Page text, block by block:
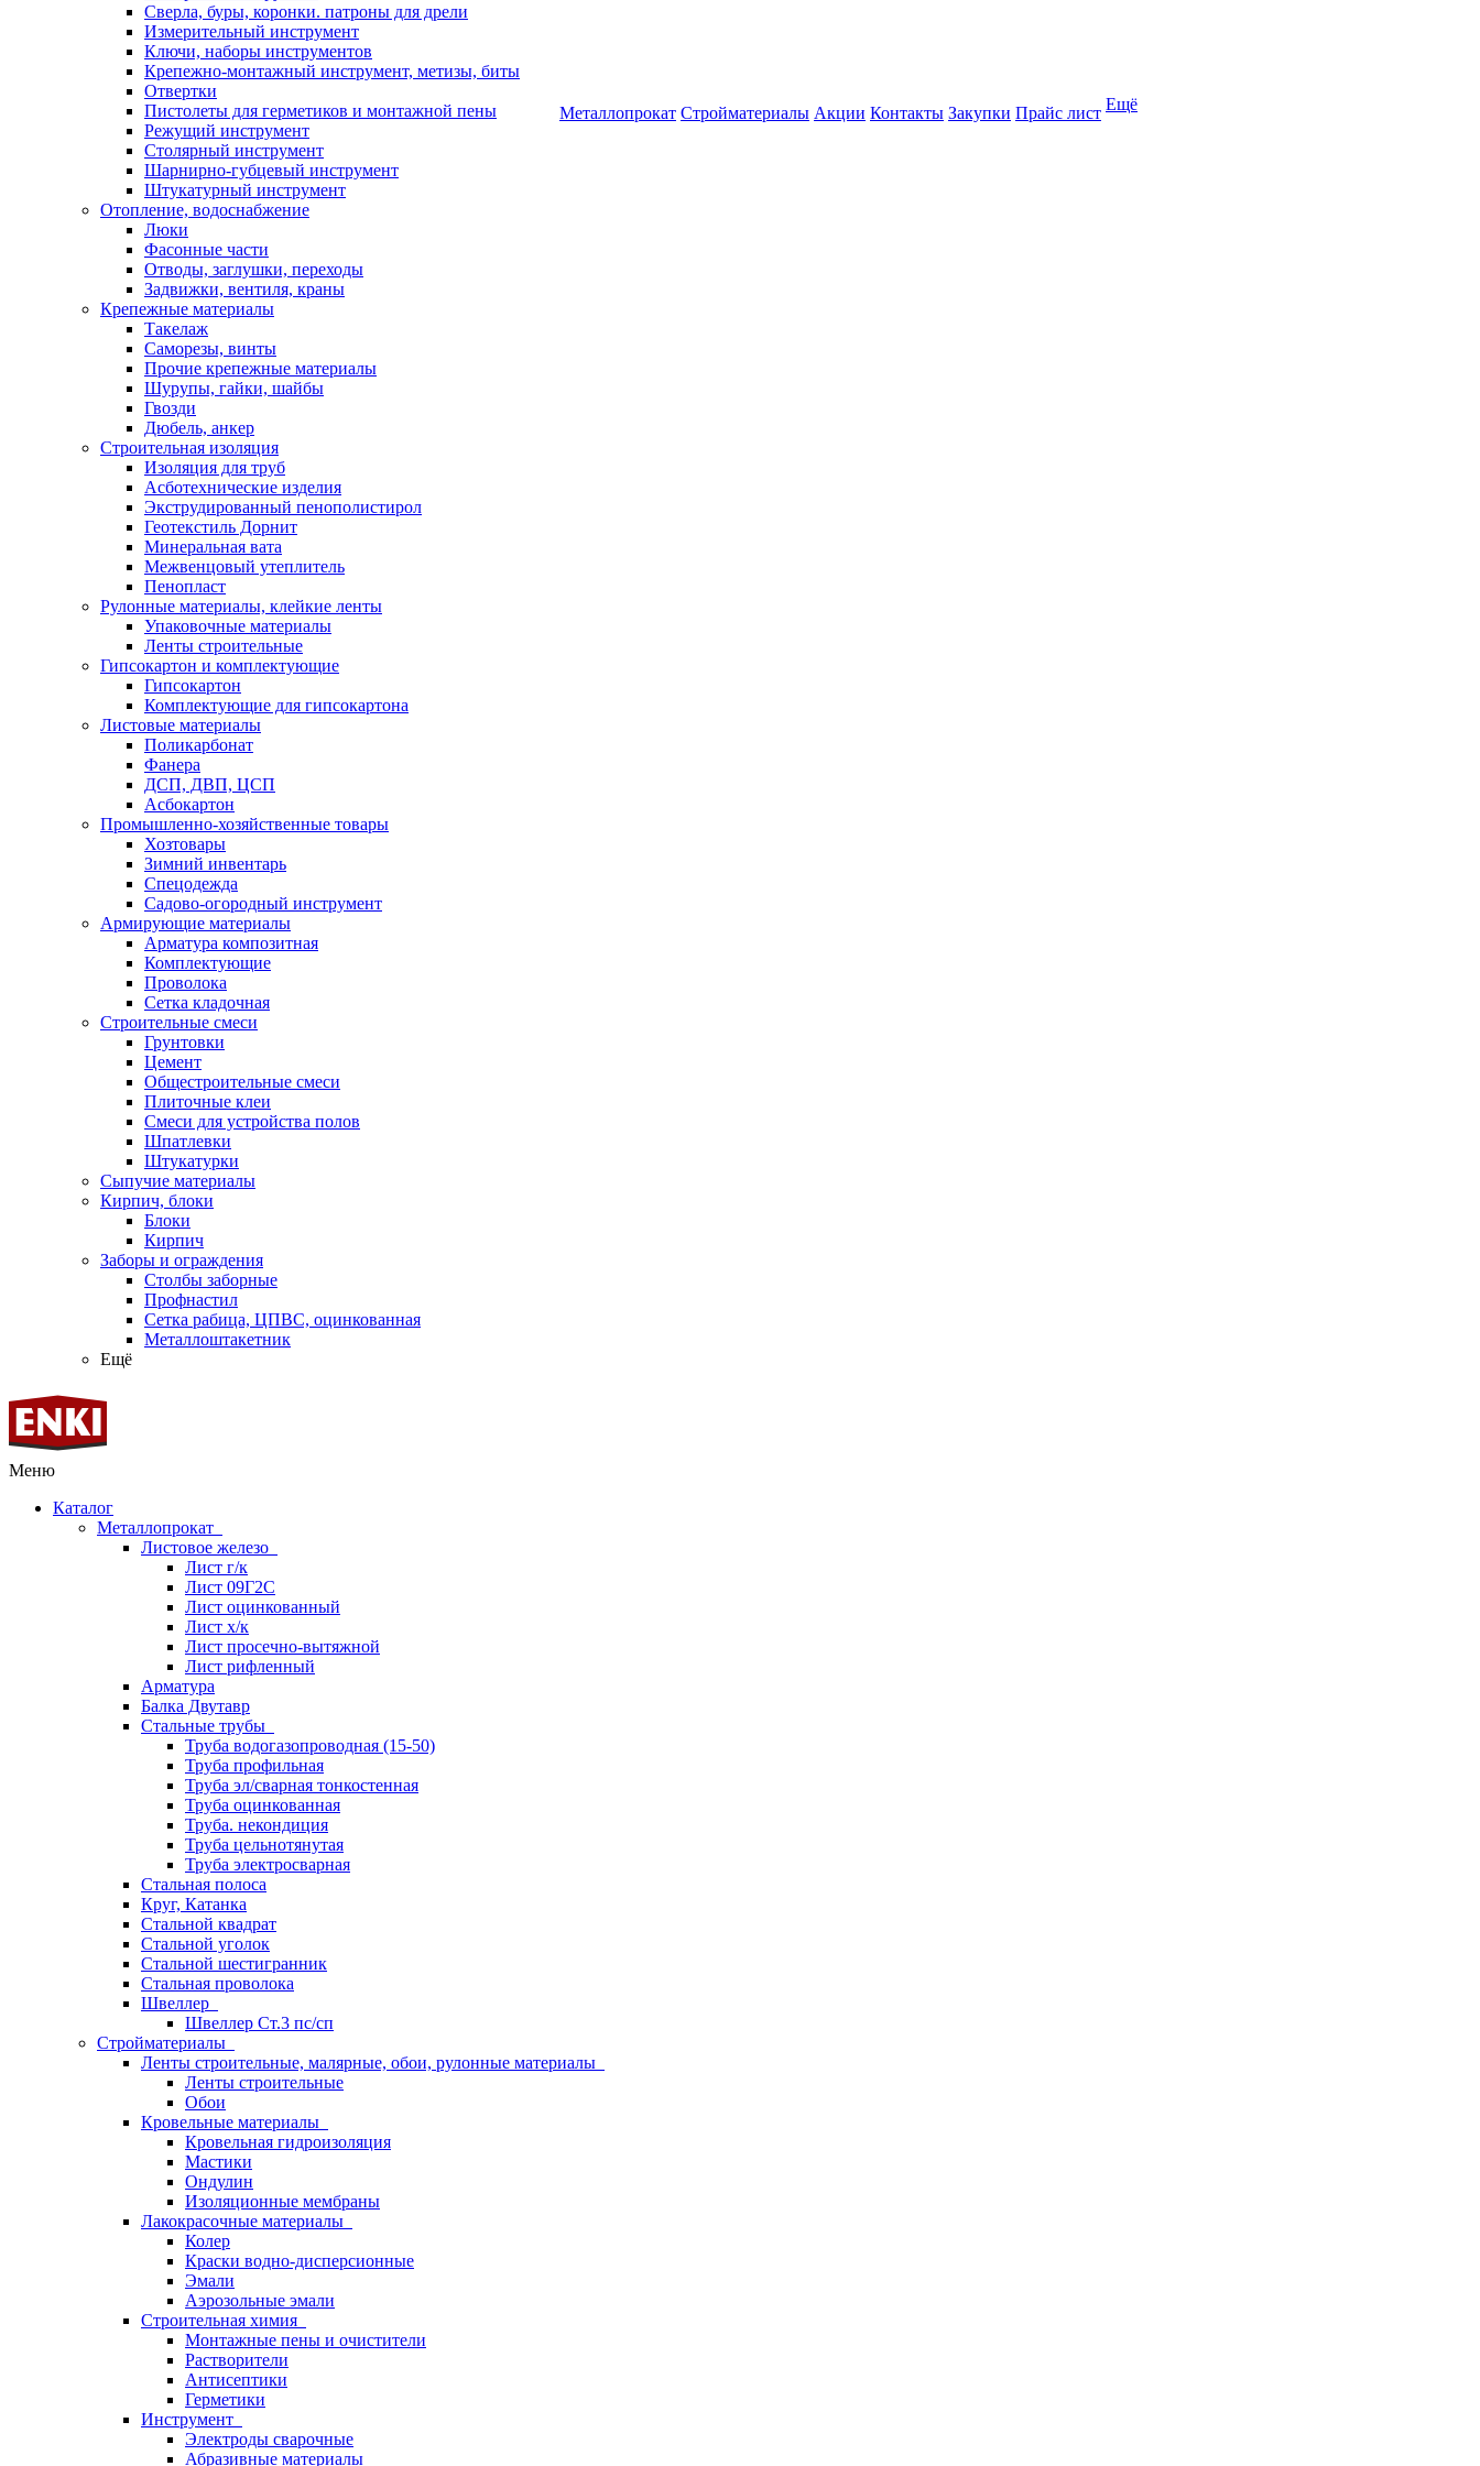
Сверла, буры, коронки. патроны для дрели
Измерительный инструмент
Ключи, наборы инструментов
Крепежно-монтажный инструмент, метизы, биты
Отвертки
Пистолеты для герметиков и монтажной пены
Режущий инструмент
Столярный инструмент
Шарнирно-губцевый инструмент
Штукатурный инструмент
Отопление, водоснабжение
Люки
Фасонные части
Отводы, заглушки, переходы
Задвижки, вентиля, краны
Крепежные материалы
Такелаж
Саморезы, винты
Прочие крепежные материалы
Шурупы, гайки, шайбы
Гвозди
Дюбель, анкер
Строительная изоляция
Изоляция для труб
Асботехнические изделия
Экструдированный пенополистирол
Геотекстиль Дорнит
Минеральная вата
Межвенцовый утеплитель
Пенопласт
Рулонные материалы, клейкие ленты
Упаковочные материалы
Ленты строительные
Гипсокартон и комплектующие
Гипсокартон
Комплектующие для гипсокартона
Листовые материалы
Поликарбонат
Фанера
ДСП, ДВП, ЦСП
Асбокартон
Промышленно-хозяйственные товары
Хозтовары
Зимний инвентарь
Спецодежда
Садово-огородный инструмент
Армирующие материалы
Арматура композитная
Комплектующие
Проволока
Сетка кладочная
Строительные смеси
Грунтовки
Цемент
Общестроительные смеси
Плиточные клеи
Смеси для устройства полов
Шпатлевки
Штукатурки
Сыпучие материалы
Кирпич, блоки
Блоки
Кирпич
Заборы и ограждения
Столбы заборные
Профнастил
Сетка рабица, ЦПВС, оцинкованная
Металлоштакетник
Ещё
Металлопрокат Стройматериалы Акции Контакты Закупки Прайс лист Ещё
Меню
Каталог
Металлопрокат
Листовое железо
Лист г/к
Лист 09Г2С
Лист оцинкованный
Лист х/к
Лист просечно-вытяжной
Лист рифленный
Арматура
Балка Двутавр
Стальные трубы
Труба водогазопроводная (15-50)
Труба профильная
Труба эл/сварная тонкостенная
Труба оцинкованная
Труба. некондиция
Труба цельнотянутая
Труба электросварная
Стальная полоса
Круг, Катанка
Стальной квадрат
Стальной уголок
Стальной шестигранник
Стальная проволока
Швеллер
Швеллер Ст.3 пс/сп
Стройматериалы
Ленты строительные, малярные, обои, рулонные материалы
Ленты строительные
Обои
Кровельные материалы
Кровельная гидроизоляция
Мастики
Ондулин
Изоляционные мембраны
Лакокрасочные материалы
Колер
Краски водно-дисперсионные
Эмали
Аэрозольные эмали
Строительная химия
Монтажные пены и очистители
Растворители
Антисептики
Герметики
Инструмент
Электроды сварочные
Абразивные материалы